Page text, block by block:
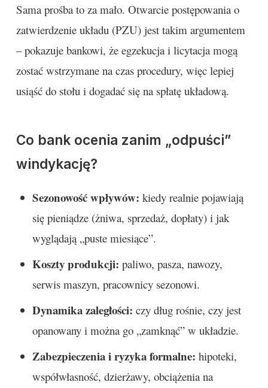
Sama prośba to za mało. Otwarcie postępowania o
zatwierdzenie układu (PZU) jest takim argumentem
– pokazuje bankowi, że egzekucja i licytacja mogą
zostać wstrzymane na czas procedury, więc lepiej
usiąść do stołu i dogadać się na spłatę układową.
Co bank ocenia zanim „odpuści”
windykację?
Sezonowość wpływów: kiedy realnie pojawiają
się pieniądze (żniwa, sprzedaż, dopłaty) i jak
wyglądają „puste miesiące”.
Koszty produkcji: paliwo, pasza, nawozy,
serwis maszyn, pracownicy sezonowi.
Dynamika zaległości: czy dług rośnie, czy jest
opanowany i można go „zamknąć” w układzie.
Zabezpieczenia i ryzyka formalne: hipoteki,
współwłasność, dzierżawy, obciążenia na